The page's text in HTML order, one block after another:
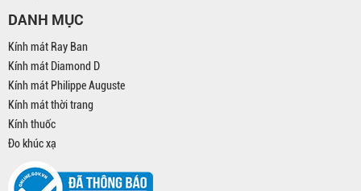
DANH MỤC
Kính mát Ray Ban
Kính mát Diamond D
Kính mát Philippe Auguste
Kính mát thời trang
Kính thuốc
Đo khúc xạ